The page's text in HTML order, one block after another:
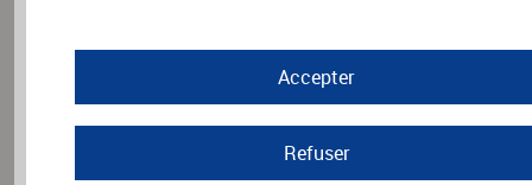
Accepter
Refuser